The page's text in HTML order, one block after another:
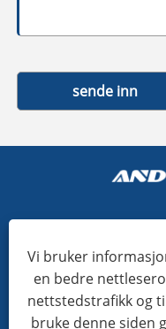
sende inn
Vi bruker
en bedre
nettstedstrafikk og
bruke denne siden